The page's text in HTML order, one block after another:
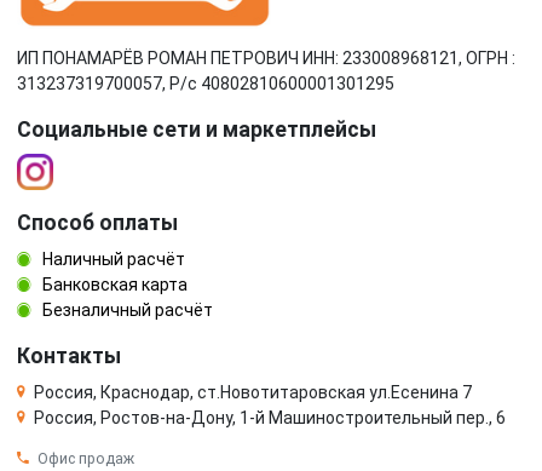
ИП ПОНАМАРЁВ РОМАН ПЕТРОВИЧ ИНН: 233008968121, ОГРН :
313237319700057, Р/c 40802810600001301295
Социальные сети и маркетплейсы
Способ оплаты
Наличный расчёт
Банковская карта
Безналичный расчёт
Контакты
Россия, Краснодар, ст.Новотитаровская ул.Есенина 7
Россия, Ростов-на-Дону, 1-й Машиностроительный пер., 6
Офис продаж